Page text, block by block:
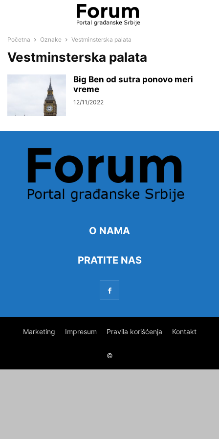
Početna Oznake Vestminsterska palata
Vestminsterska palata
Big Ben od sutra ponovo meri
vreme
12/11/2022
O NAMA
PRATITE NAS
Marketing Impresum Pravila korišćenja Kontakt
©